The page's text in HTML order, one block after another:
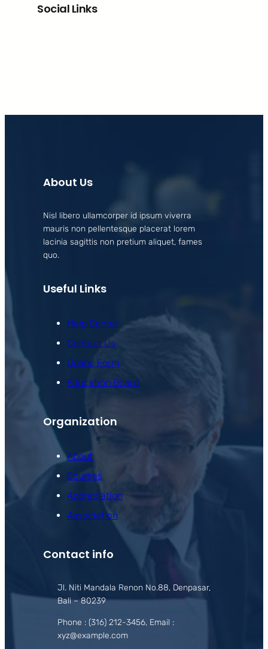
Social Links
About Us
Nisl libero ullamcorper id ipsum viverra
mauris non pellentesque placerat lorem
lacinia sagittis non pretium aliquet, fames
quo.
Useful Links
Help Center
Contact Us
Online Form
Education Board
Organization
About
Courses
Appreciation
Association
Contact info
Jl. Niti Mandala Renon No.88, Denpasar,
Bali – 80239
Phone : (316) 212-3456, Email :
xyz@example.com